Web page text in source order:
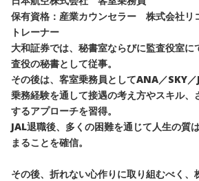
保有資格：産業カウンセラー 株式会社リ
トレーナー
大和証券では、秘書室ならびに監査役室に
査役の秘書として従事。
その後は、客室乗務員としてANA／SKY／
乗務経験を通して接遇の考え方やスキル、
するアプローチを習得。
JAL退職後、多くの困難を通じて人生の質
まることを確信。
その後、折れない心作りに取り組むべく、